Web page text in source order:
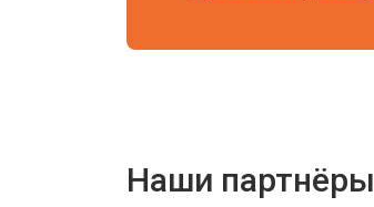
Наши партнёры